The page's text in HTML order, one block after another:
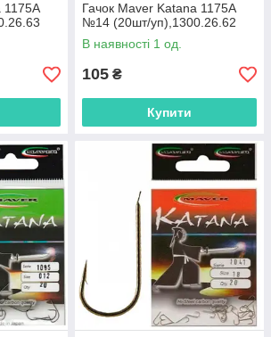
1175A
Гачок Maver Katana 1175A
№14 (20шт/уп),1300.26.62
В наявності 1 од.
105 ₴
Купити